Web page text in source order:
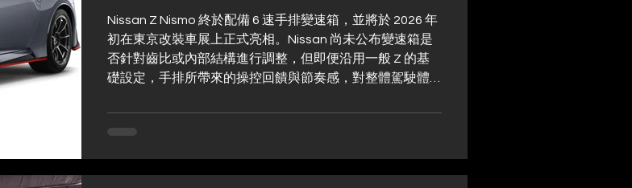
Nissan Z Nismo 終於配備 6 速手排變速箱，並將於 2026 年
初在東京改裝車展上正式亮相。Nissan 尚未公布變速箱是
否針對齒比或內部結構進行調整，但即便沿用一般 Z 的基
礎設定，手排所帶來的操控回饋與節奏感，對整體駕駛體